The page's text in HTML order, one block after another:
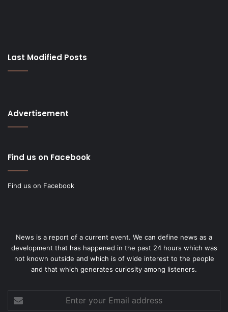
Last Modified Posts
Advertisement
Find us on Facebook
Find us on Facebook
News is a report of a current event. We can define news as a
development that has happened in the past 24 hours which was
not known outside and which is of wide interest to the people
and that which generates curiosity among listeners.
your